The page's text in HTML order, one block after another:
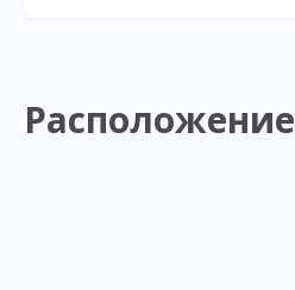
Расположение